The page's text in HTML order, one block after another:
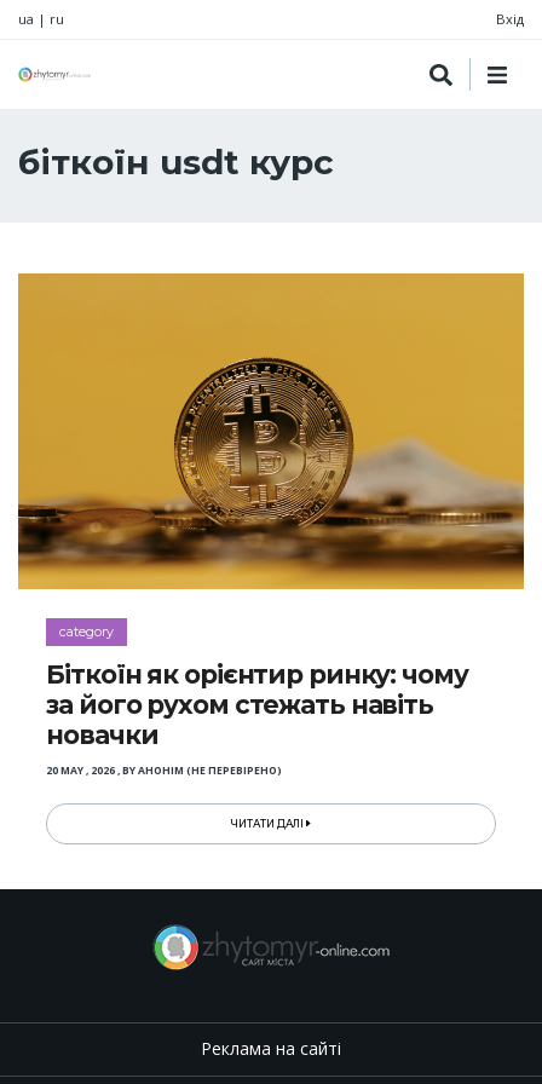
ua | ru Вхід
біткоїн usdt курс
category
Біткоїн як орієнтир ринку: чому
за його рухом стежать навіть
новачки
20 MAY , 2026,BYАНОНІМ (НЕ ПЕРЕВІРЕНО)
ЧИТАТИ ДАЛІ
Реклама на сайті